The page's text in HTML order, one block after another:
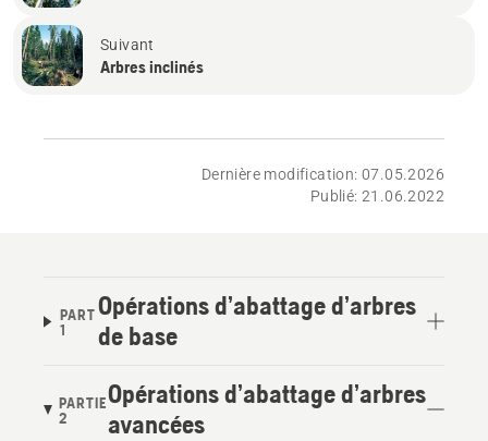
Suivant
Arbres inclinés
Dernière modification: 07.05.2026
Publié: 21.06.2022
PART
1
Opérations d’abattage d’arbres
de base
PARTIE
2
Opérations d’abattage d’arbres
avancées